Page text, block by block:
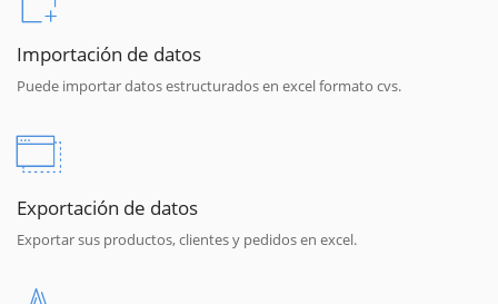
Importación de datos
Puede importar datos estructurados en excel formato cvs.
Exportación de datos
Exportar sus productos, clientes y pedidos en excel.